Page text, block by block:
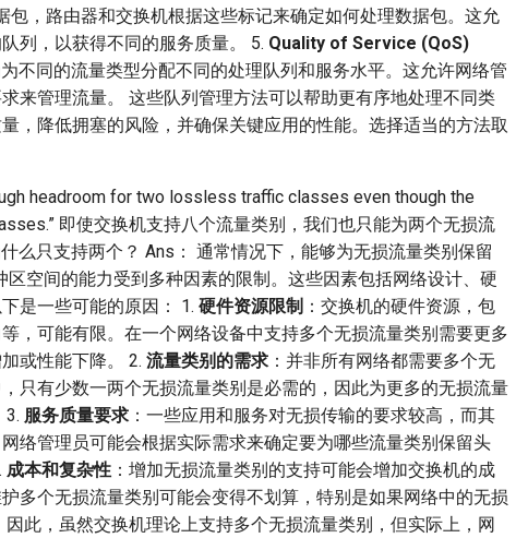
包，路由器和交换机根据这些标记来确定如何处理数据包。这允
列，以获得不同的服务质量。 5. Quality of Service (QoS)
为不同的流量类型分配不同的处理队列和服务水平。这允许网络管
来管理流量。 这些队列管理方法可以帮助更有序地处理不同类
，降低拥塞的风险，并确保关键应用的性能。选择适当的方法取
headroom for two lossless traffic classes even though the
即使交换机支持八个流量类别，我们也只能为两个无损流
么只支持两个？ Ans： 通常情况下，能够为无损流量类别保留
区空间的能力受到多种因素的限制。这些因素包括网络设计、硬
是一些可能的原因： 1. 硬件资源限制 ：交换机的硬件资源，包
，可能有限。在一个网络设备中支持多个无损流量类别需要更多
或性能下降。 2. 流量类别的需求 ：并非所有网络都需要多个无
只有少数一两个无损流量类别是必需的，因此为更多的无损流量
3. 服务质量要求 ：一些应用和服务对无损传输的要求较高，而其
络管理员可能会根据实际需求来确定要为哪些流量类别保留头
成本和复杂性 ：增加无损流量类别的支持可能会增加交换机的成
多个无损流量类别可能会变得不划算，特别是如果网络中的无损
此，虽然交换机理论上支持多个无损流量类别，但实际上，网